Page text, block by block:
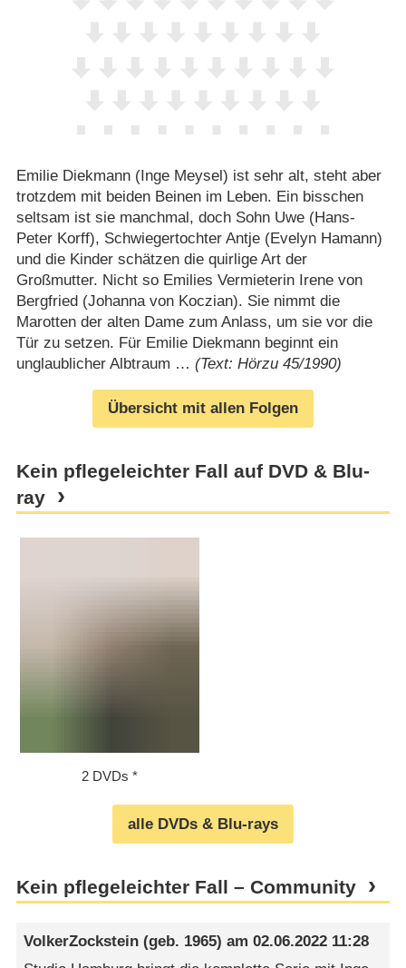
Emilie Diekmann (Inge Meysel) ist sehr alt, steht aber
trotzdem mit beiden Beinen im Leben. Ein bisschen
seltsam ist sie manchmal, doch Sohn Uwe (Hans-
Peter Korff), Schwiegertochter Antje (Evelyn Hamann)
und die Kinder schätzen die quirlige Art der
Großmutter. Nicht so Emilies Vermieterin Irene von
Bergfried (Johanna von Koczian). Sie nimmt die
Marotten der alten Dame zum Anlass, um sie vor die
Tür zu setzen. Für Emilie Diekmann beginnt ein
unglaublicher Albtraum … (Text: Hörzu 45/1990)
Übersicht mit allen Folgen
Kein pflegeleichter Fall auf DVD & Blu-
ray
2 DVDs
alle DVDs & Blu-rays
Kein pflegeleichter Fall – Community
VolkerZockstein (geb. 1965) am02.06.2022 11:28